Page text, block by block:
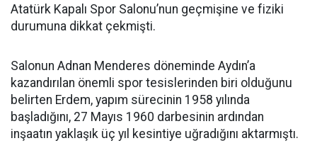
Atatürk Kapalı Spor Salonu’nun geçmişine ve fiziki
durumuna dikkat çekmişti.
Salonun Adnan Menderes döneminde Aydın’a
kazandırılan önemli spor tesislerinden biri olduğunu
belirten Erdem, yapım sürecinin 1958 yılında
başladığını, 27 Mayıs 1960 darbesinin ardından
inşaatın yaklaşık üç yıl kesintiye uğradığını aktarmıştı.